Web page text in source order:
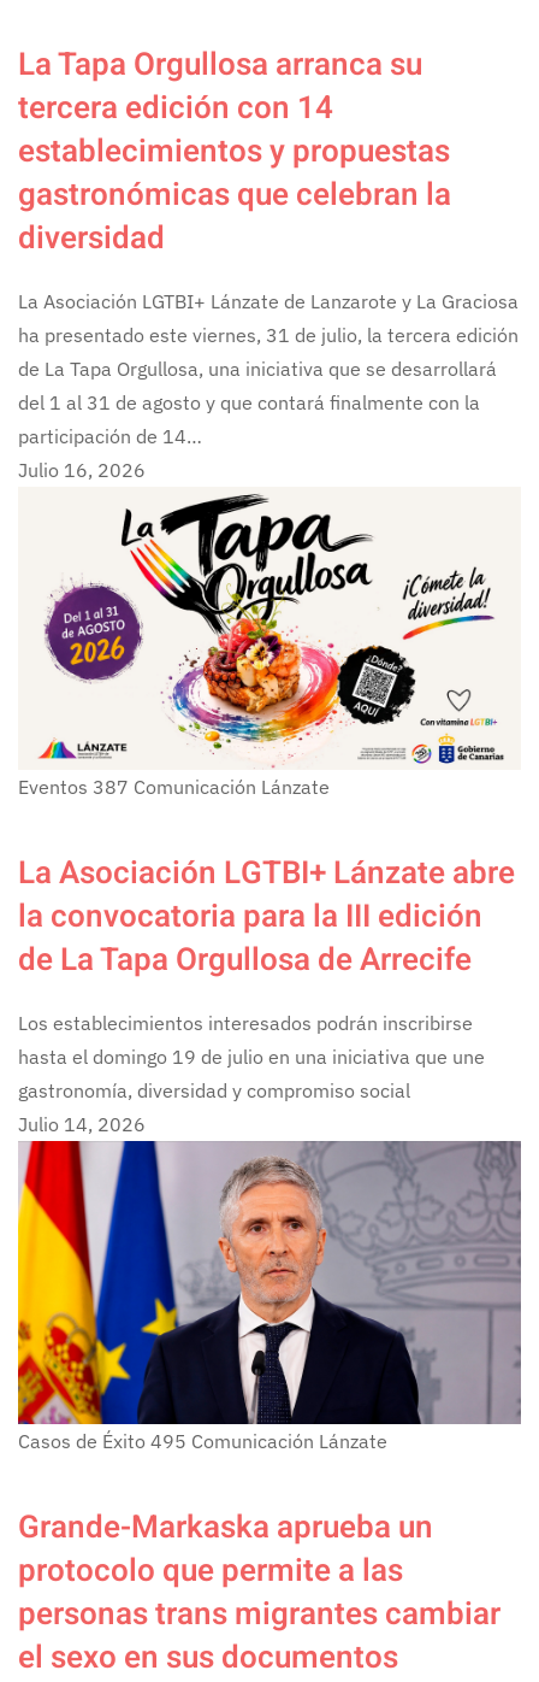
La Tapa Orgullosa arranca su
tercera edición con 14
establecimientos y propuestas
gastronómicas que celebran la
diversidad
La Asociación LGTBI+ Lánzate de Lanzarote y La Graciosa
ha presentado este viernes, 31 de julio, la tercera edición
de La Tapa Orgullosa, una iniciativa que se desarrollará
del 1 al 31 de agosto y que contará finalmente con la
participación de 14…
Julio 16, 2026
Eventos 387 Comunicación Lánzate
La Asociación LGTBI+ Lánzate abre
la convocatoria para la III edición
de La Tapa Orgullosa de Arrecife
Los establecimientos interesados podrán inscribirse
hasta el domingo 19 de julio en una iniciativa que une
gastronomía, diversidad y compromiso social
Julio 14, 2026
Casos de Éxito 495 Comunicación Lánzate
Grande-Markaska aprueba un
protocolo que permite a las
personas trans migrantes cambiar
el sexo en sus documentos